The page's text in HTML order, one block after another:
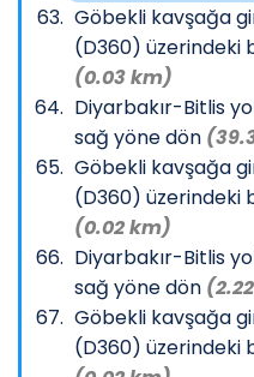
Göbekli kavşağa
(D360) üzerindeki
(0.03 km)
Diyarbakır-Bitlis
sağ yöne dön
Göbekli kavşağa
(D360) üzerindeki
(0.02 km)
Diyarbakır-Bitlis
sağ yöne dön
Göbekli kavşağa
(D360) üzerindeki